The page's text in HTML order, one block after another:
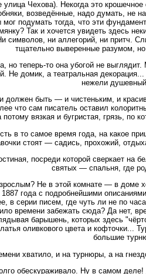
Чехова). Некогда это крошечное
возведённые, надо думать, не
подумать тогда, что эти
Так и хочется увидеть здесь
символов, ни аллегорий, ни притч.
тщательно выверенные разумом,
но теперь-то она убогой не
Не домик, а театральная
нежели душевный
должен быть — и чистеньким, и
что сам писатель оставил
вязкая и бугристая, грязь, по
в то самое время года, на какое
стоят — садись, прохожий,
посреди которой сверкает на
святых — спальня, где
Не в этой комнате — в доме
года с подробнейшими
в серии писем, где чуть ли не по
времени забежать сюда? Да нет,
барышень, которых здесь
оливкового цвета и кофточки...
большие
хватило, и на турнюры, а на
обескураживало. Ну в самом